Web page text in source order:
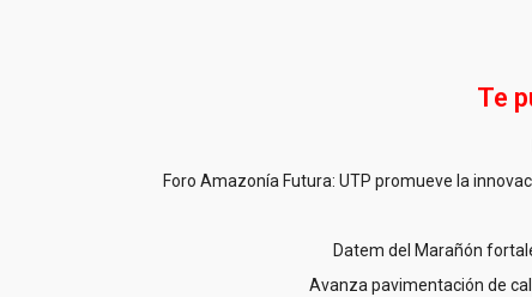
Te
Foro Amazonía Futura: UTP promueve la
Datem del Marañón
Avanza pavimentación de